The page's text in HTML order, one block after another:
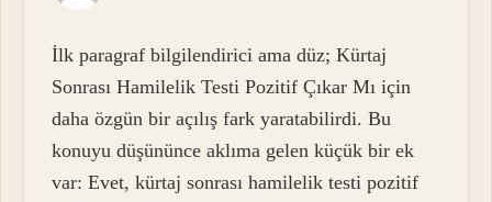
İlk paragraf bilgilendirici ama düz; Kürtaj
Sonrası Hamilelik Testi Pozitif Çıkar Mı için
daha özgün bir açılış fark yaratabilirdi. Bu
konuyu düşününce aklıma gelen küçük bir ek
var: Evet, kürtaj sonrası hamilelik testi pozitif